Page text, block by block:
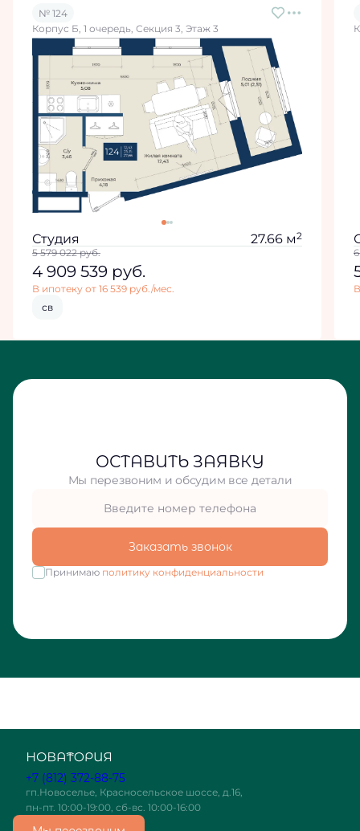
№ 124
Корпус Б, 1 очередь, Секция 3, Этаж 3
Студия 27.66 м2
5 579 022руб.
4 909 539 руб.
В ипотеку от 16 539 руб./мес.
св
ОСТАВИТЬ ЗАЯВКУ
Мы перезвоним и обсудим все детали
Заказать звонок
Принимаю политику конфиденциальности
+7 (812) 372-88-75
гп.Новоселье, Красносельское шоссе, д.16,
пн-пт. 10:00-19:00, сб-вс. 10:00-16:00